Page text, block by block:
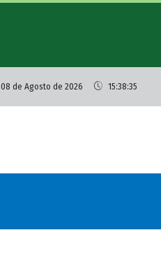
08 de Agosto de 2026 15:38:35